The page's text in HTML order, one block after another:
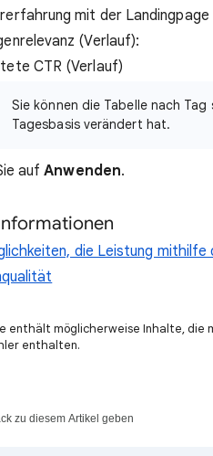
mit der Landingpage
(Verlauf):
CTR (Verlauf)
Sie können die Tabelle nach
Tagesbasis verändert hat.
aufAnwenden.
die Leistung
enthält möglicherweise Inhalte, die
enthalten.
zu diesem Artikel geben